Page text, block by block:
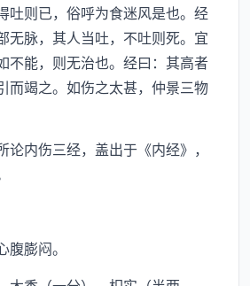
吐则已，俗呼为食迷风是也。经
无脉，其人当吐，不吐则死。宜
不能，则无治也。经曰：其高者
而竭之。如伤之太甚，仲景三物
内伤三经，盖出于《内经》，
膨闷。